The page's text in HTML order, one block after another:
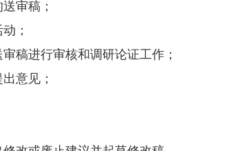
拟定和规章制定工作，具体职责
规章制定计划；
全局性、
草工作；
查，协调相关争议；